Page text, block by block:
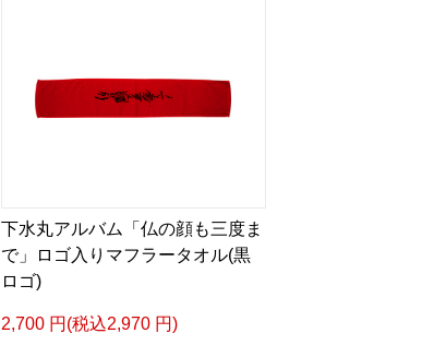
下水丸アルバム「仏の顔も三度ま
で」ロゴ入りマフラータオル(黒
ロゴ)
2,700 円(税込2,970 円)